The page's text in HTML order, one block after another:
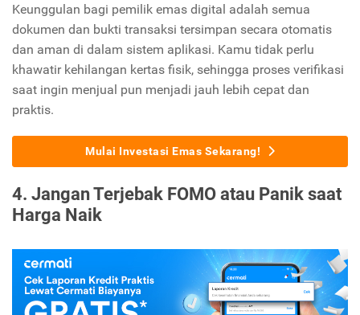
Keunggulan bagi pemilik emas digital adalah semua
dokumen dan bukti transaksi tersimpan secara otomatis
dan aman di dalam sistem aplikasi. Kamu tidak perlu
khawatir kehilangan kertas fisik, sehingga proses verifikasi
saat ingin menjual pun menjadi jauh lebih cepat dan
praktis.
Mulai Investasi Emas Sekarang!
4. Jangan Terjebak FOMO atau Panik saat
Harga Naik